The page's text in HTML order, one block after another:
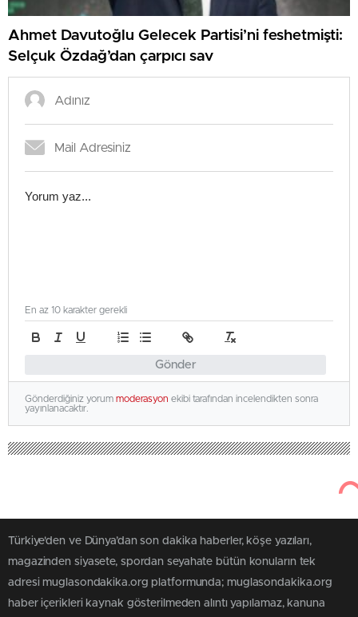
Ahmet Davutoğlu Gelecek Partisi’ni feshetmişti:
Selçuk Özdağ’dan çarpıcı sav
Gönder
En az 10 karakter gerekli
Gönderdiğiniz yorum moderasyon ekibi tarafından incelendikten sonra
yayınlanacaktır.
Türkiye'den ve Dünya’dan son dakika haberler, köşe yazıları,
magazinden siyasete, spordan seyahate bütün konuların tek
adresi muglasondakika.org platformunda; muglasondakika.org
haber içerikleri kaynak gösterilmeden alıntı yapılamaz, kanuna